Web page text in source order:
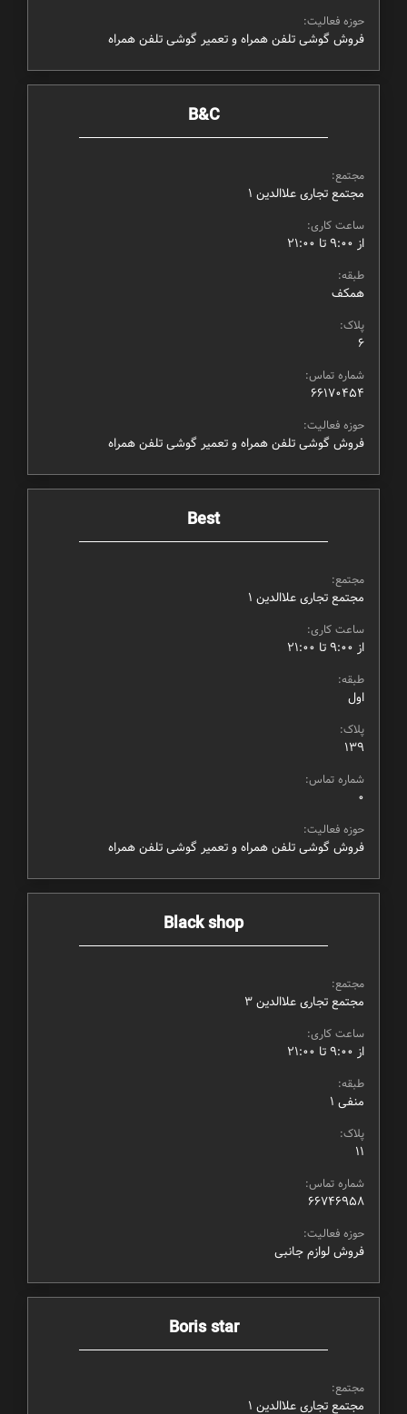
حوزه فعالیت:
فروش گوشی تلفن همراه و تعمیر گوشی تلفن همراه
B&C
مجتمع:
مجتمع تجاری علاالدین ۱
ساعت کاری:
از ۹:۰۰ تا ۲۱:۰۰
طبقه:
همکف
پلاک:
6
شماره تماس:
66170454
حوزه فعالیت:
فروش گوشی تلفن همراه و تعمیر گوشی تلفن همراه
Best
مجتمع:
مجتمع تجاری علاالدین ۱
ساعت کاری:
از ۹:۰۰ تا ۲۱:۰۰
طبقه:
اول
پلاک:
139
شماره تماس:
0
حوزه فعالیت:
فروش گوشی تلفن همراه و تعمیر گوشی تلفن همراه
Black shop
مجتمع:
مجتمع تجاری علاالدین ۳
ساعت کاری:
از ۹:۰۰ تا ۲۱:۰۰
طبقه:
منفی ۱
پلاک:
11
شماره تماس:
66746958
حوزه فعالیت:
فروش لوازم جانبی
Boris star
مجتمع:
مجتمع تجاری علاالدین ۱